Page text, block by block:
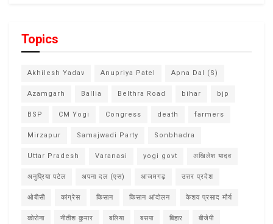
Topics
Akhilesh Yadav Anupriya Patel Apna Dal (S)
Azamgarh Ballia Belthra Road bihar bjp
BSP CM Yogi Congress death farmers
Mirzapur Samajwadi Party Sonbhadra
Uttar Pradesh Varanasi yogi govt अखिलेश यादव
अनुप्रिया पटेल अपना दल (एस) आजमगढ़ उत्तर प्रदेश
ओबीसी कांग्रेस किसान किसान आंदोलन केशव प्रसाद मौर्य
कोरोना नीतीश कुमार बलिया बसपा बिहार बीजेपी